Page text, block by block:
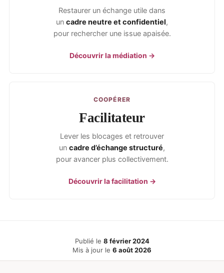
Restaurer un échange utile dans
un cadre neutre et confidentiel,
pour rechercher une issue apaisée.
Découvrir la médiation →
COOPÉRER
Facilitateur
Lever les blocages et retrouver
un cadre d’échange structuré,
pour avancer plus collectivement.
Découvrir la facilitation →
Publié le 8 février 2024
Mis à jour le 6 août 2026